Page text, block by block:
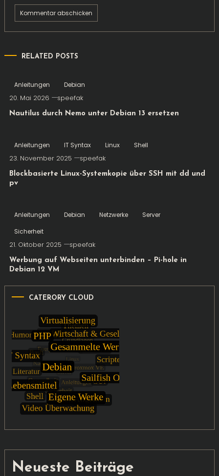
RELATED POSTS
Anleitungen Debian
20. Mai 2026 speefak
Nautilus durch Nemo unter Debian 13 ersetzen
Anleitungen IT Syntax Linux Shell
23. November 2025 speefak
Blockbasierte Linux-Systemkopie über SSH mit dd und
pv
Anleitungen Debian Netzwerke
Server
Sicherheit
21. Oktober 2025 speefak
Werbung auf Webseiten unterbinden – Pi-hole in
Debian 12 VM
CATERORY CLOUD
Neueste Beiträge